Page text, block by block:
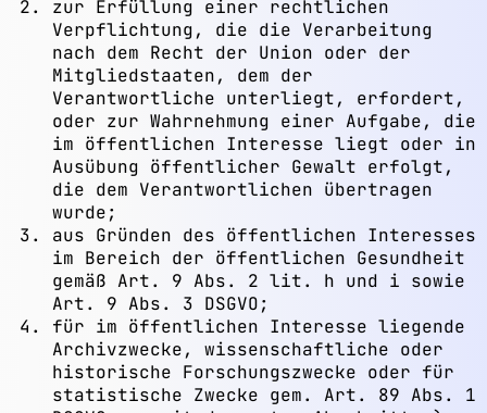
zur Erfüllung einer rechtlichen
Verpflichtung, die die Verarbeitung
nach dem Recht der Union oder der
Mitgliedstaaten, dem der
Verantwortliche unterliegt, erfordert,
oder zur Wahrnehmung einer Aufgabe, die
im öffentlichen Interesse liegt oder in
Ausübung öffentlicher Gewalt erfolgt,
die dem Verantwortlichen übertragen
wurde;
aus Gründen des öffentlichen Interesses
im Bereich der öffentlichen Gesundheit
gemäß Art. 9 Abs. 2 lit. h und i sowie
Art. 9 Abs. 3 DSGVO;
für im öffentlichen Interesse liegende
Archivzwecke, wissenschaftliche oder
historische Forschungszwecke oder für
statistische Zwecke gem. Art. 89 Abs. 1